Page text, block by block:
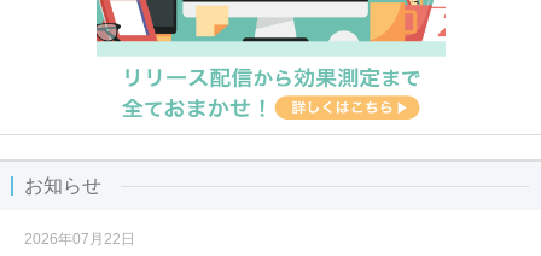
お知らせ
2026年07月22日